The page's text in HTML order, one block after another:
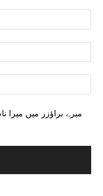
میرے براؤزر میں